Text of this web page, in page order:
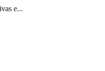
e...